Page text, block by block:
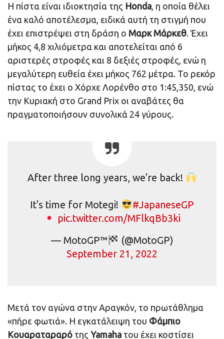
Η πίστα είναι ιδιοκτησία της Honda , η οποία θέλει
ένα καλό αποτέλεσμα, ειδικά αυτή τη στιγμή που
έχει επιστρέψει στη δράση ο Μαρκ Μάρκεθ. Έχει
μήκος 4,8 χιλιόμετρα και αποτελείται από 6
αριστερές στροφές και 8 δεξιές στροφές, ενώ η
μεγαλύτερη ευθεία έχει μήκος 762 μέτρα. Το ρεκόρ
πίστας το έχει ο Χόρχε Λορένθο στο 1:45,350, ενώ
την Κυριακή στο Grand Prix οι αναβάτες θα
πραγματοποιήσουν συνολικά 24 γύρους.
After three long years, we're back!
It's time for Motegi!
#JapaneseGP
pic.twitter.com/MFlkqBb3ki
— MotoGP™
(@MotoGP)
September 21, 2022
Μετά τον αγώνα στην Αραγκόν, το πρωτάθλημα
«πήρε φωτιά». Η εγκατάλειψη του Φάμπιο
Κουαραταραρό της Yamaha του έχει κοστίσει